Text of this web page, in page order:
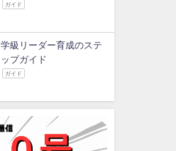
ガイド
学級リーダー育成のステ
ップガイド
ガイド